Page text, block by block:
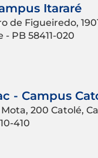
Itararé
de Figueiredo,
PB 58411-020
- Campus
200 Catolé,
410